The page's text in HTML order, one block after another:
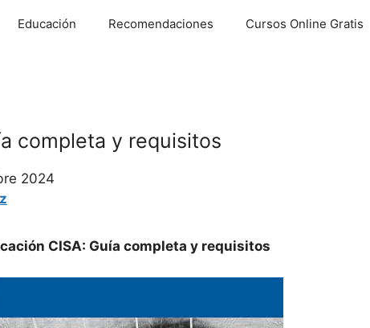
Educación Recomendaciones Cursos Online Gratis
completa y requisitos
2024
CISA: Guía completa y requisitos